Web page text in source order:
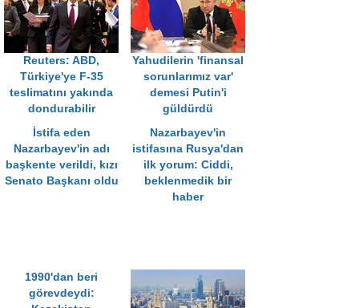
Reuters: ABD,
Türkiye'ye F-35
teslimatını yakında
dondurabilir
Yahudilerin 'finansal
sorunlarımız var'
demesi Putin'i
güldürdü
İstifa eden
Nazarbayev'in adı
başkente verildi, kızı
Senato Başkanı oldu
Nazarbayev'in
istifasına Rusya'dan
ilk yorum: Ciddi,
beklenmedik bir
haber
1990'dan beri
görevdeydi: